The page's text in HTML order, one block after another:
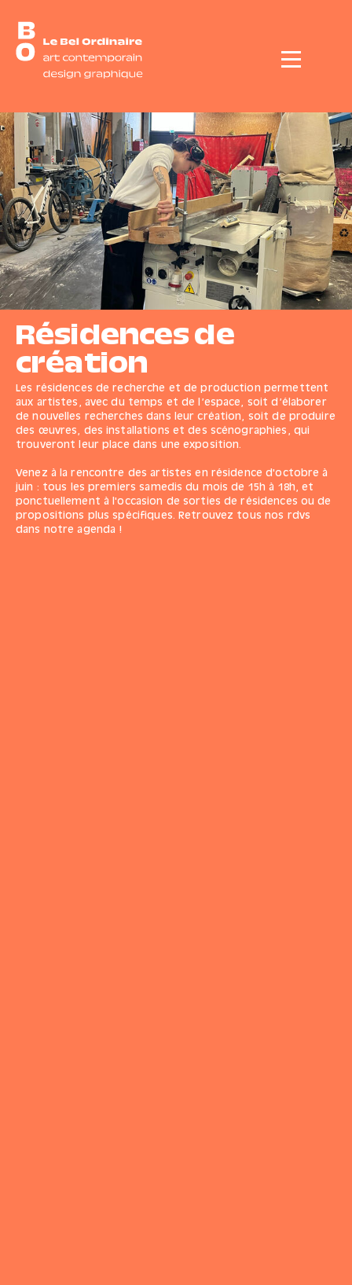
Menu
Résidences de
création
Les résidences de recherche et de production permettent
aux artistes, avec du temps et de l’espace, soit d’élaborer
de nouvelles recherches dans leur création, soit de produire
des œuvres, des installations et des scénographies, qui
trouveront leur place dans une exposition.
Venez à la rencontre des artistes en résidence d'octobre à
juin : tous les premiers samedis du mois de 15h à 18h, et
ponctuellement à l'occasion de sorties de résidences ou de
propositions plus spécifiques. Retrouvez tous nos rdvs
dans notre agenda !